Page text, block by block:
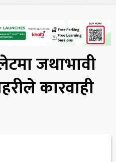
जथाभावी
कारवाही